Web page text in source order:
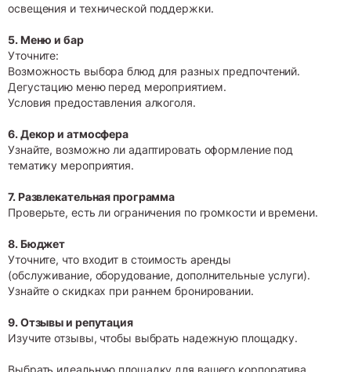
освещения и технической поддержки.
5. Меню и бар
Уточните:
Возможность выбора блюд для разных предпочтений.
Дегустацию меню перед мероприятием.
Условия предоставления алкоголя.
6. Декор и атмосфера
Узнайте, возможно ли адаптировать оформление под
тематику мероприятия.
7. Развлекательная программа
Проверьте, есть ли ограничения по громкости и времени.
8. Бюджет
Уточните, что входит в стоимость аренды
(обслуживание, оборудование, дополнительные услуги).
Узнайте о скидках при раннем бронировании.
9. Отзывы и репутация
Изучите отзывы, чтобы выбрать надежную площадку.
Выбрать идеальную площадку для вашего корпоратива